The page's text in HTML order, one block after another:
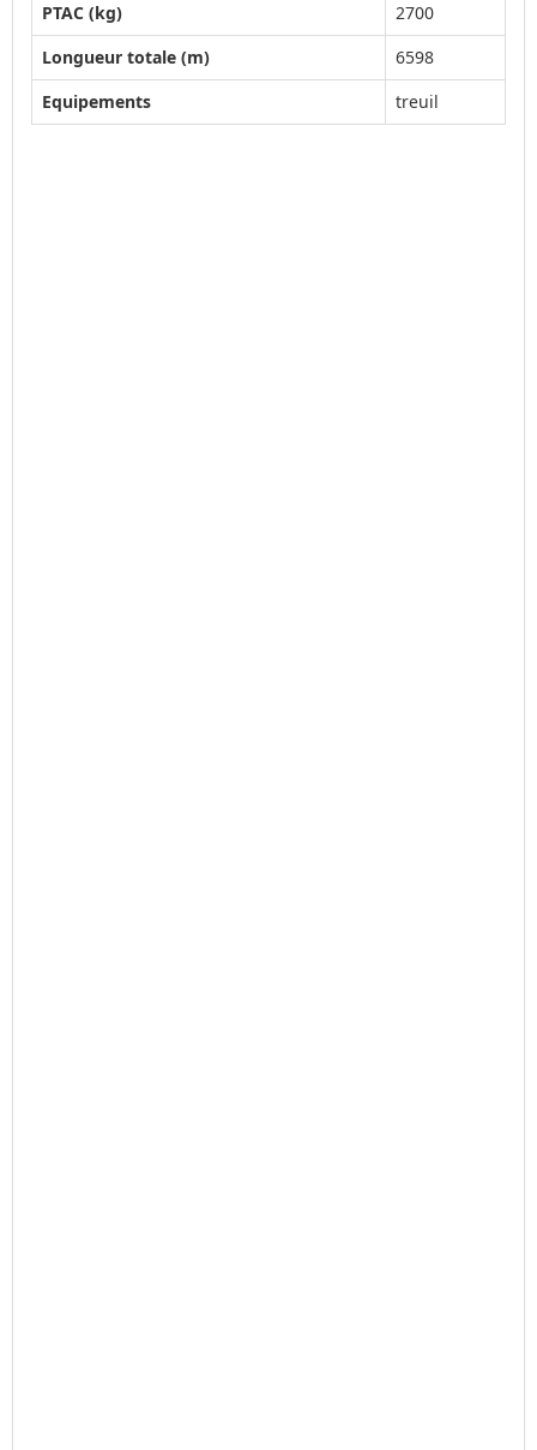
PTAC (kg)
2700
Longueur totale (m)
6598
Equipements
treuil